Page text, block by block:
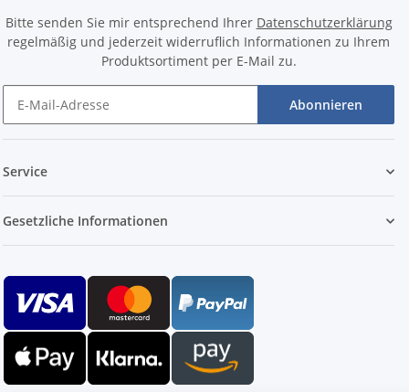
Bitte senden Sie mir entsprechend Ihrer Datenschutzerklärung
regelmäßig und jederzeit widerruflich Informationen zu Ihrem
Produktsortiment per E-Mail zu.
Abonnieren
Service
Gesetzliche Informationen